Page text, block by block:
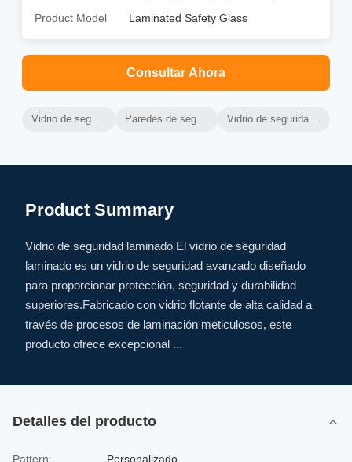
Product Model
Laminated Safety Glass
Consultar Ahora
Vidrio de seguridad laminado templado Paredes de seguridad laminadas templadas Vidrio de seguridad laminado de alto rendimiento
Product Summary
Vidrio de seguridad laminado El vidrio de seguridad
laminado es un vidrio de seguridad avanzado diseñado
para proporcionar protección, seguridad y durabilidad
superiores.Fabricado con vidrio flotante de alta calidad a
través de procesos de laminación meticulosos, este
producto ofrece excepcional ...
Detalles del producto
Pattern: Personalizado